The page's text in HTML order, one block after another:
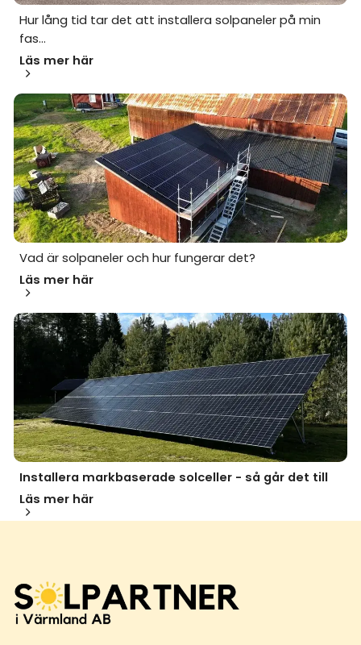
Hur lång tid tar det att installera solpaneler på min
fas...
Läs mer här
Vad är solpaneler och hur fungerar det?
Läs mer här
Installera markbaserade solceller - så går det till
Läs mer här